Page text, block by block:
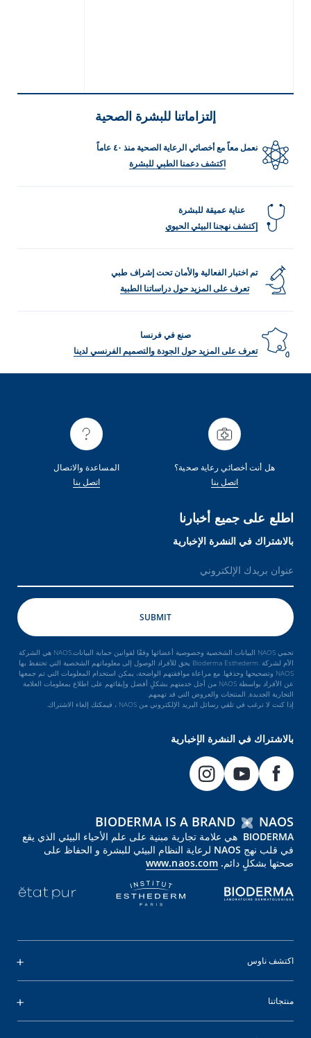
إلتزاماتنا للبشرة الصحية
نعمل معاً مع أخصائي الرعاية الصحية منذ ٤٠ عاماً
اكتشف دعمنا الطبي للبشرة
عناية عميقة للبشرة
إكتشف نهجنا البيئي الحيوي
تم اختبار الفعالية والأمان تحت إشراف طبي
تعرف على المزيد حول دراساتنا الطبية
صنع في فرنسا
تعرف على المزيد حول الجودة والتصميم الفرنسي لدينا
هل أنت أخصائي رعاية صحية؟
اتصل بنا
المساعدة والاتصال
اتصل بنا
اطلع على جميع أخبارنا
بالاشتراك في النشرة الإخبارية
تحمي NAOS البيانات الشخصية وخصوصية أعضائها وفقًا لقوانين حماية البيانات.NAOS هي الشركة
الأم لشركة .Bioderma Esthederm يحق للأفراد الوصول إلى معلوماتهم الشخصية التي تحتفظ بها
NAOS وتصحيحها وحذفها. مع مراعاة موافقتهم الواضحة، يمكن استخدام المعلومات التي تم جمعها
عن الأفراد بواسطة NAOS من أجل خدمتهم بشكلٍ أفضل وإبقائهم على اطلاع بمعلومات العلامة
التجارية الجديدة, المنتجات والعروض التي قد تهمهم.
إذا كنت لا ترغب في تلقي رسائل البريد الإلكتروني من NAOS ، فيمكنك إلغاء الاشتراك.
بالاشتراك في النشرة الإخبارية
BIODERMA IS A BRAND NAOS
BIODERMA هي علامة تجارية مبنية على علم الأحياء البيئي الذي يقع
في قلب نهج NAOS لرعاية النظام البيئي للبشرة و الحفاظ على
صحتها بشكلٍ دائم. www.naos.com
اكتشف ناوس
منتجاتنا